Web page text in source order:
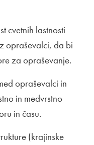
cvetnih lastnosti
opraševalci, da bi
za opraševanje.
opraševalci in
in medvrstno
in času.
(krajinske